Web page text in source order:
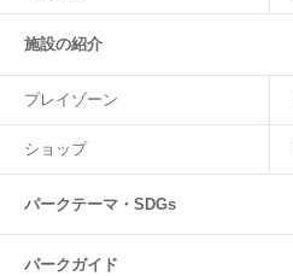
施設の紹介
プレイゾーン
ショップ
パークテーマ・SDGs
パークガイド